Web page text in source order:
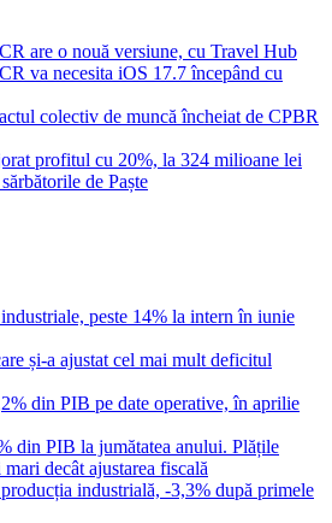
are o nouă versiune, cu Travel Hub
va necesita iOS 17.7 începând cu
colectiv de muncă încheiat de CPBR
profitul cu 20%, la 324 milioane lei
de Paște
peste 14% la intern în iunie
și-a ajustat cel mai mult deficitul
din PIB pe date operative, în aprilie
din PIB la jumătatea anului. Plățile
decât ajustarea fiscală
industrială, -3,3% după primele